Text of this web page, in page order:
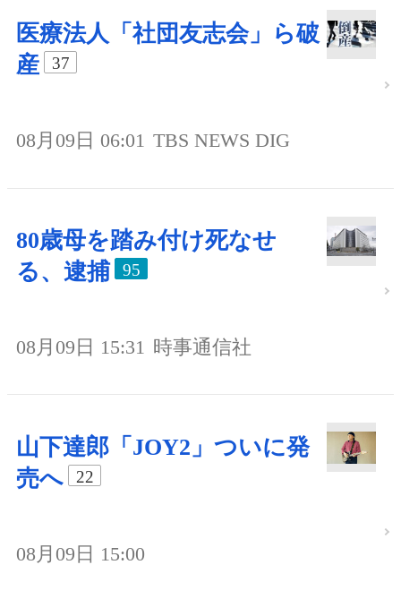
医療法人「社団友志会」ら破
産
37
08月09日 06:01 TBS NEWS DIG
80歳母を踏み付け死なせ
る、逮捕
95
08月09日 15:31 時事通信社
山下達郎「JOY2」ついに発
売へ
22
08月09日 15:00